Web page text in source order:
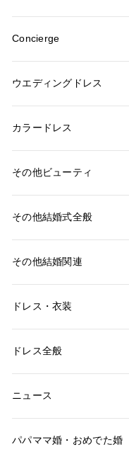
Concierge
ウエディングドレス
カラードレス
その他ビューティ
その他結婚式全般
その他結婚関連
ドレス・衣装
ドレス全般
ニュース
パパママ婚・おめでた婚